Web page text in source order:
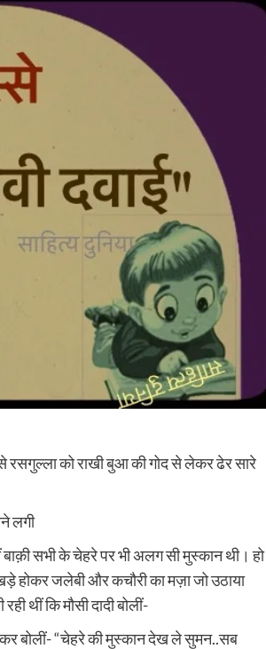
को राखी बुआ की गोद से लेकर ढेर सारे
लगी
सभी के चेहरे पर भी अलग सी मुस्कान थी। हो
होकर जलेबी और कचौरी का मज़ा जो उठाया
थीं कि मौसी दादी बोलीं-
बोलीं- “चेहरे की मुस्कान देख ले सुमन..सब